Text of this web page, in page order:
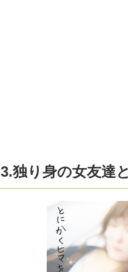
3.独り身の女友達